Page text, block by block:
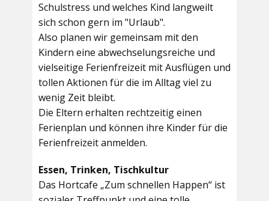
Schulstress und welches Kind langweilt
sich schon gern im "Urlaub".
Also planen wir gemeinsam mit den
Kindern eine abwechselungsreiche und
vielseitige Ferienfreizeit mit Ausflügen und
tollen Aktionen für die im Alltag viel zu
wenig Zeit bleibt.
Die Eltern erhalten rechtzeitig einen
Ferienplan und können ihre Kinder für die
Ferienfreizeit anmelden.
Essen, Trinken, Tischkultur
Das Hortcafe „Zum schnellen Happen“ ist